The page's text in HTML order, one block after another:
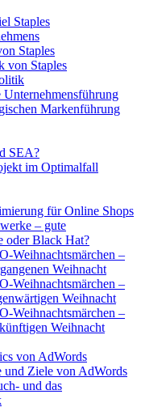
Staples
Staples
von Staples
Markenführung
SEA?
im Optimalfall
für Online Shops
– gute
oder Black Hat?
Weihnachtsmärchen –
Weihnacht
Weihnachtsmärchen –
Weihnacht
Weihnachtsmärchen –
Weihnacht
von AdWords
und Ziele von AdWords
und das